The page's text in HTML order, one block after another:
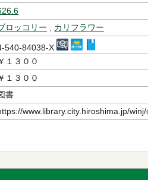
ロッコリー
カリフラワー
540-84038-X
１３００
１３００
書
www.library.city.hiroshima.jp/